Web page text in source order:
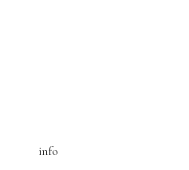
info